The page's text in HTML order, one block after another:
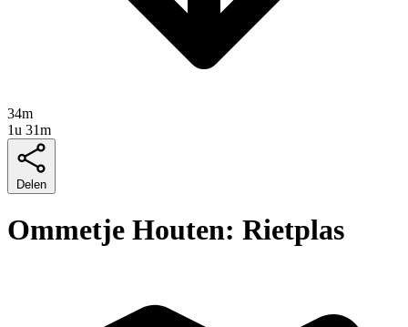
34m
1u 31m
Delen
Ommetje Houten: Rietplas